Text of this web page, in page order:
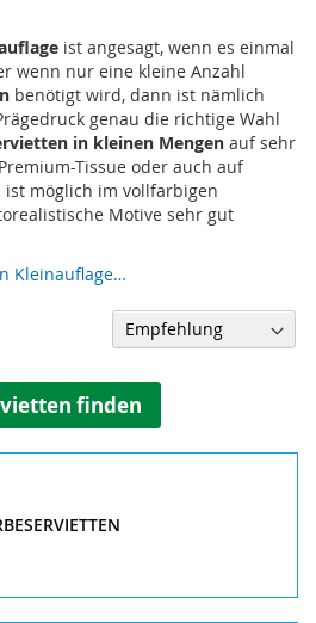
ist angesagt, wenn es einmal
wenn nur eine kleine Anzahl
benötigt wird, dann ist nämlich
genau die richtige Wahl
in kleinen Mengen auf sehr
Tissue oder auch auf
möglich im vollfarbigen
Motive sehr gut
Kleinauflage…
finden